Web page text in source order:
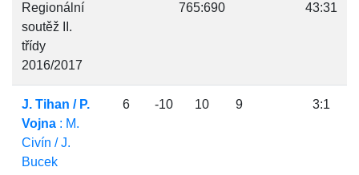
Regionální
soutěž II.
třídy
2016/2017
765:690 43:31
J. Tihan / P.
Vojna : M.
Civín / J.
Bucek
6 -10 10 9 3:1